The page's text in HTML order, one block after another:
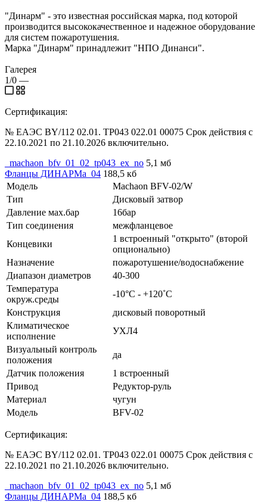
"Динарм" - это известная российская марка, под которой
производится высококачественное и надежное оборудование
для систем пожаротушения.
Марка "Динарм" принадлежит "НПО Динанси".
Галерея
1/0 —
Сертификация:
№ ЕАЭС BY/112 02.01. ТР043 022.01 00075 Срок действия с
22.10.2021 по 21.10.2026 включительно.
_machaon_bfv_01_02_tp043_ex_no 5,1 мб
Фланцы ДИНАРМа_04 188,5 кб
Модель
Machaon BFV-02/W
Тип
Дисковый затвор
Давление мах.бар
16бар
Тип соединения
межфланцевое
Концевики
1 встроенный "открыто" (второй
опционально)
Назначение
пожаротушение/водоснабжение
Диапазон диаметров
40-300
Температура
окруж.среды
-10°С - +120˚С
Конструкция
дисковый поворотный
Климатическое
исполнение
УХЛ4
Визуальный контроль
положения
да
Датчик положения
1 встроенный
Привод
Редуктор-руль
Материал
чугун
Модель
BFV-02
Сертификация:
№ ЕАЭС BY/112 02.01. ТР043 022.01 00075 Срок действия с
22.10.2021 по 21.10.2026 включительно.
_machaon_bfv_01_02_tp043_ex_no 5,1 мб
Фланцы ДИНАРМа_04 188,5 кб